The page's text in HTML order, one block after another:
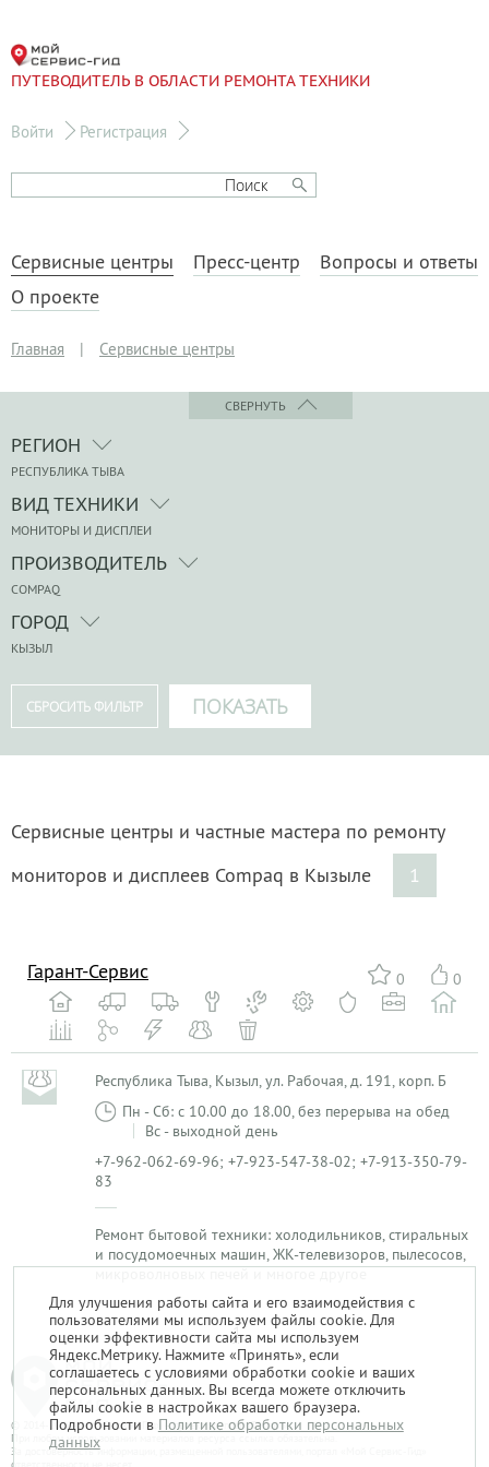
ПУТЕВОДИТЕЛЬ В ОБЛАСТИ РЕМОНТА ТЕХНИКИ
Войти Регистрация
Сервисные центры Пресс-центр
Вопросы и ответы
О проекте
Главная | Сервисные центры
СВЕРНУТЬ
РЕГИОН
РЕСПУБЛИКА ТЫВА
ВИД ТЕХНИКИ
МОНИТОРЫ И ДИСПЛЕИ
ПРОИЗВОДИТЕЛЬ
COMPAQ
ГОРОД
КЫЗЫЛ
Сервисные центры и частные мастера по ремонту
мониторов и дисплеев Compaq в Кызыле
1
0 0
Гарант-Сервис
Республика Тыва, Кызыл, ул. Рабочая, д. 191, корп. Б
Пн - Сб: с 10.00 до 18.00, без перерыва на обед
Вс - выходной день
+7-962-062-69-96; +7-923-547-38-02; +7-913-350-79-
83
Ремонт бытовой техники: холодильников, стиральных
и посудомоечных машин, ЖК-телевизоров, пылесосов,
микроволновых печей и многое другое
1
© 2014-2026. «Мой Сервис-Гид» – проект группы «Текарт».
При любом использовании материалов ресурса ссылка обязательна.
За достоверность информации, размещенной пользователями, портал «Мой Сервис-Гид»
Для улучшения работы сайта и его взаимодействия с
пользователями мы используем файлы cookie. Для
оценки эффективности сайта мы используем
Яндекс.Метрику. Нажмите «Принять», если
соглашаетесь с условиями обработки cookie и ваших
персональных данных. Вы всегда можете отключить
файлы cookie в настройках вашего браузера.
Подробности в Политике обработки персональных
данных